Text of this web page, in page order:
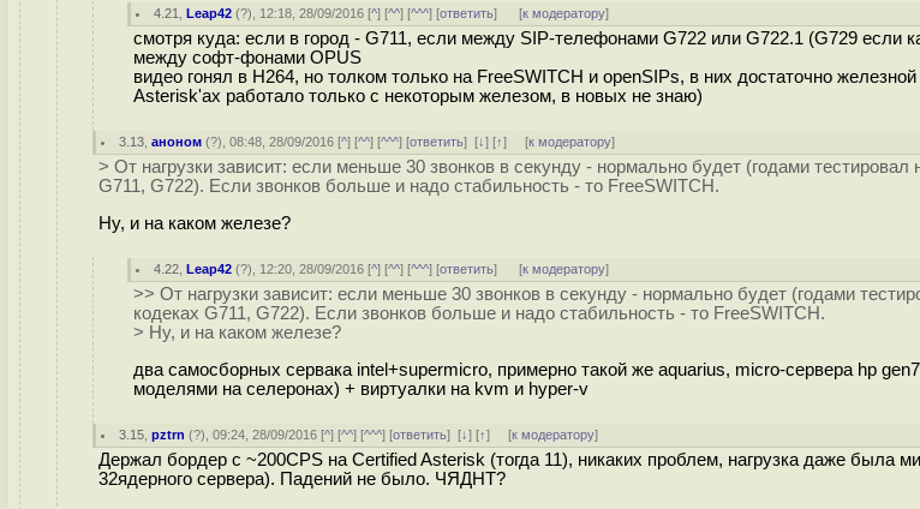
4.21 ,Leap42 (?), 12:18, 28/09/2016 [^] [^^] [^^^] [ответить] [к модератору]
смотря куда: если в город - G711, если между SIP-телефонами G722 или G722.1 (G729 если
между софт-фонами OPUS
видео гонял в H264, но толком только на FreeSWITCH и openSIPs, в них достаточно
Asterisk'ах работало только с некоторым железом, в новых не знаю)
3.13 ,аноном (?), 08:48, 28/09/2016 [^] [^^] [^^^] [ответить][↓] [↑] [к модератору]
> От нагрузки зависит: если меньше 30 звонков в секунду - нормально будет (годами тестировал
G711, G722). Если звонков больше и надо стабильность - то FreeSWITCH.
Ну, и на каком железе?
4.22 ,Leap42 (?), 12:20, 28/09/2016 [^] [^^] [^^^] [ответить] [к модератору]
>> От нагрузки зависит: если меньше 30 звонков в секунду - нормально будет (годами
кодеках G711, G722). Если звонков больше и надо стабильность - то FreeSWITCH.
> Ну, и на каком железе?
два самосборных сервака intel+supermicro, примерно такой же aquarius, micro-сервера hp
моделями на селеронах) + виртуалки на kvm и hyper-v
3.15 ,pztrn (?), 09:24, 28/09/2016 [^] [^^] [^^^] [ответить][↓] [↑] [к модератору]
Держал бордер с ~200CPS на Certified Asterisk (тогда 11), никаких проблем, нагрузка даже была
32ядерного сервера). Падений не было. ЧЯДНТ?